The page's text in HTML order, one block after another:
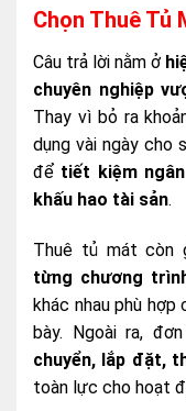
Chọn Thuê Tủ
Câu trả lời nằm ở
chuyên nghiệp
Thay vì bỏ ra
dụng vài ngày cho
để tiết kiệm
khấu hao tài sản.
Thuê tủ mát còn
từng chương
khác nhau phù
bày. Ngoài ra,
chuyển, lắp đặt,
toàn lực cho hoạt